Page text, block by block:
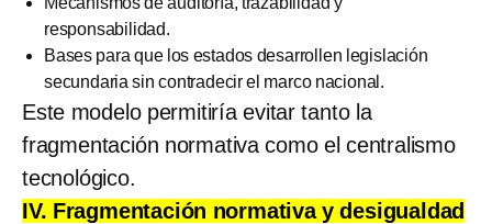
responsabilidad.
Bases para que los estados desarrollen legislación
secundaria sin contradecir el marco nacional.
Este modelo permitiría evitar tanto la
fragmentación normativa como el centralismo
tecnológico.
IV. Fragmentación normativa y desigualdad